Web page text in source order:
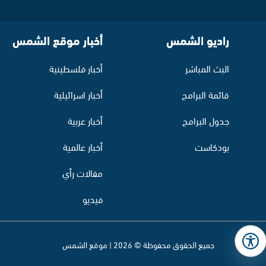
راديو الشمس
البث المباشر
قائمة البرامج
جدول البرامج
بودكاست
أخبار موقع الشمس
أخبار فلسطينية
أخبار اسرائيلية
أخبار عربية
أخبار عالمية
مقالات رأي
فيديو
جميع الحقوق محفوظة © 2026 | موقع الشمس